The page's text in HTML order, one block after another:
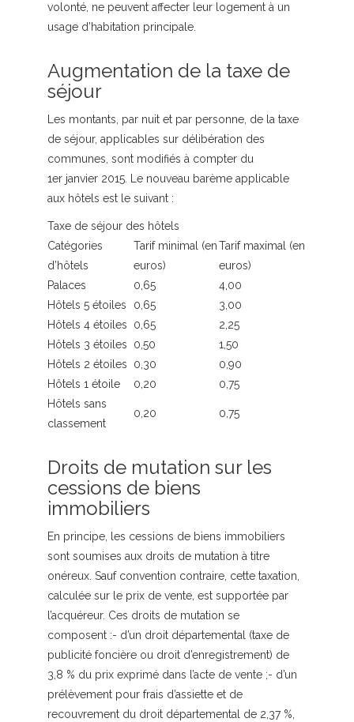
volonté, ne peuvent affecter leur logement à un
usage d’habitation principale.
Augmentation de la taxe de
séjour
Les montants, par nuit et par personne, de la taxe
de séjour, applicables sur délibération des
communes, sont modifiés à compter du
1er janvier 2015. Le nouveau barème applicable
aux hôtels est le suivant :
Taxe de séjour des hôtels
Catégories
d’hôtels
Tarif minimal (en
euros)
Tarif maximal (en
euros)
Palaces
0,65
4,00
Hôtels 5 étoiles
0,65
3,00
Hôtels 4 étoiles
0,65
2,25
Hôtels 3 étoiles
0,50
1,50
Hôtels 2 étoiles
0,30
0,90
Hôtels 1 étoile
0,20
0,75
Hôtels sans
classement
0,20 0,75
Droits de mutation sur les
cessions de biens
immobiliers
En principe, les cessions de biens immobiliers
sont soumises aux droits de mutation à titre
onéreux. Sauf convention contraire, cette taxation,
calculée sur le prix de vente, est supportée par
l’acquéreur. Ces droits de mutation se
composent :- d’un droit départemental (taxe de
publicité foncière ou droit d’enregistrement) de
3,8 % du prix exprimé dans l’acte de vente ;- d’un
prélèvement pour frais d’assiette et de
recouvrement du droit départemental de 2,37 %,